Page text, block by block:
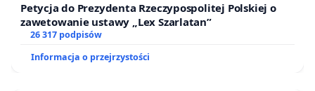
Petycja do Prezydenta Rzeczypospolitej Polskiej o
zawetowanie ustawy „Lex Szarlatan”
26 317 podpisów
Informacja o przejrzystości